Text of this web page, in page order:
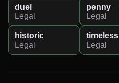
duel
Legal
penny
Legal
historic
Legal
timeless
Legal